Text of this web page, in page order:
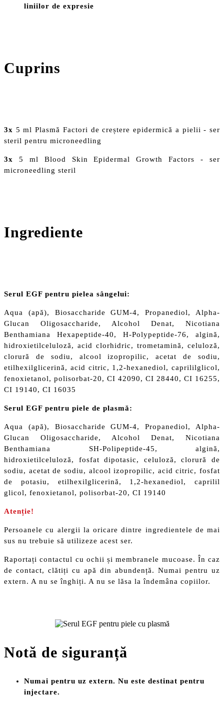
liniilor de expresie
Cuprins
3x 5 ml Plasmă Factori de creștere epidermică a pielii - ser
steril pentru microneedling
3x
5 ml Blood Skin Epidermal Growth Factors - ser
microneedling steril
Ingrediente
Serul EGF pentru pielea sângelui:
Aqua (apă), Biosaccharide GUM-4, Propanediol, Alpha-
Glucan Oligosaccharide, Alcohol Denat, Nicotiana
Benthamiana Hexapeptide-40, H-Polypeptide-76, algină,
hidroxietilceluloză, acid clorhidric, trometamină, celuloză,
clorură de sodiu, alcool izopropilic, acetat de sodiu,
etilhexilglicerină, acid citric, 1,2-hexanediol, caprililglicol,
fenoxietanol, polisorbat-20, CI 42090, CI 28440, CI 16255,
CI 19140, CI 16035
Serul EGF pentru piele de plasmă:
Aqua (apă), Biosaccharide GUM-4, Propanediol, Alpha-
Glucan Oligosaccharide, Alcohol Denat, Nicotiana
Benthamiana SH-Polipeptide-45, algină,
hidroxietilceluloză, fosfat dipotasic, celuloză, clorură de
sodiu, acetat de sodiu, alcool izopropilic, acid citric, fosfat
de potasiu, etilhexilglicerină, 1,2-hexanediol, caprilil
glicol, fenoxietanol, polisorbat-20, CI 19140
Atenție!
Persoanele cu alergii la oricare dintre ingredientele de mai
sus nu trebuie să utilizeze acest ser.
Raportați contactul cu ochii și membranele mucoase. În caz
de contact, clătiți cu apă din abundență. Numai pentru uz
extern. A nu se înghiți. A nu se lăsa la îndemâna copiilor.
Notă de siguranță
Numai pentru uz extern. Nu este destinat pentru
injectare.